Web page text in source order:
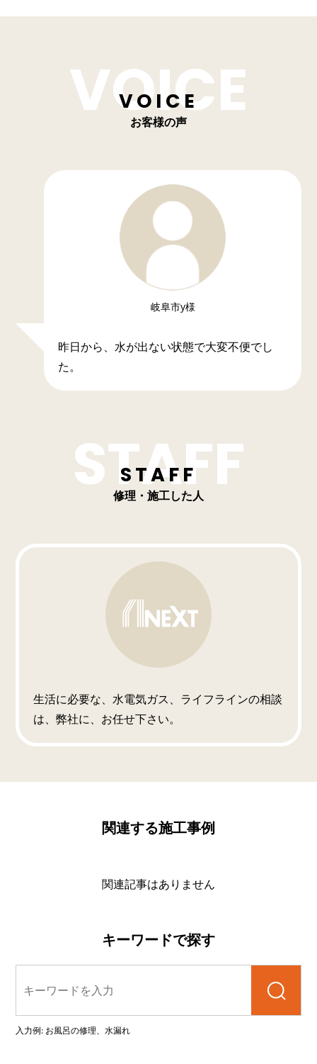
VOICE
お客様の声
昨日から、水が出ない状態で大変不便でし
た。
岐阜市y様
STAFF
修理・施工した人
生活に必要な、水電気ガス、ライフラインの相談
は、弊社に、お任せ下さい。
関連する施工事例
関連記事はありません
キーワードで探す
入力例: お風呂の修理、水漏れ